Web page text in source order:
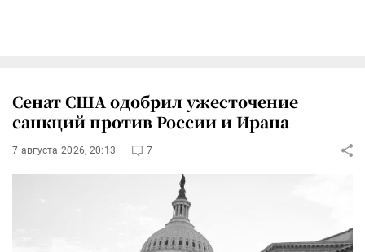
Сенат США одобрил ужесточение
санкций против России и Ирана
7 августа 2026, 20:13 7